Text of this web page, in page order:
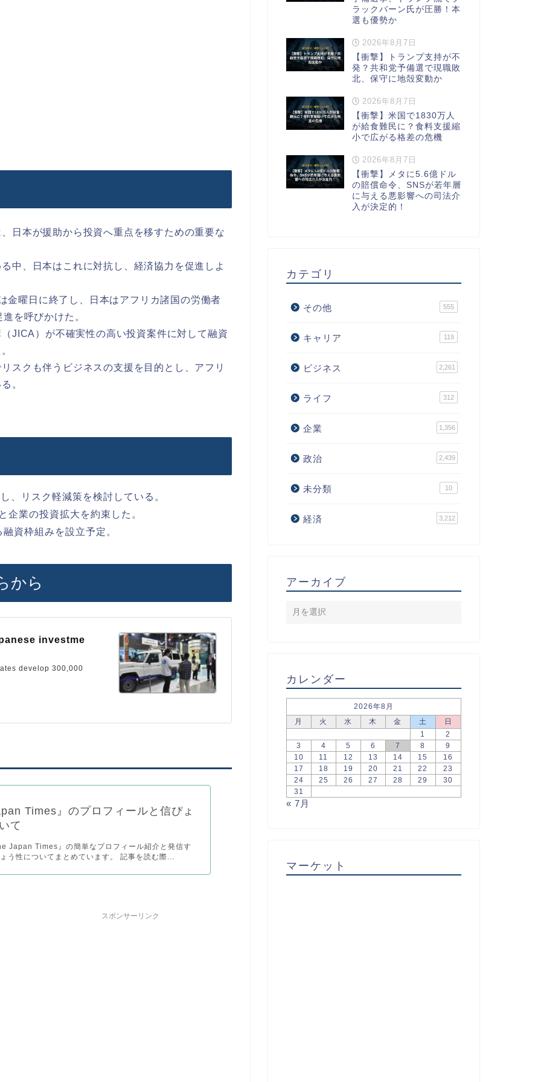
日本が援助から投資へ重点を移すための重要な
中、日本はこれに対抗し、経済協力を促進しよ
金曜日に終了し、日本はアフリカ諸国の労働者
を呼びかけた。
JICA）が不確実性の高い投資案件に対して融資
スクも伴うビジネスの支援を目的とし、アフリ
。
、リスク軽減策を検討している。
業の投資拡大を約束した。
資枠組みを設立予定。
から
investme
develop 300,000
Times』のプロフィールと信ぴょ
て
Japan Times』の簡単なプロフィール紹介と発信す
う性についてまとめています。 記事を読む際...
スポンサーリンク
ラックバーン氏が圧勝！本
選も優勢か
2026年8月7日
【衝撃】トランプ支持が不
発？共和党予備選で現職敗
北、保守に地殻変動か
2026年8月7日
【衝撃】米国で1830万人
が給食難民に？食料支援縮
小で広がる格差の危機
2026年8月7日
【衝撃】メタに5.6億ドル
の賠償命令、SNSが若年層
に与える悪影響への司法介
入が決定的！
カテゴリ
その他 555
キャリア 119
ビジネス 2,261
ライフ 312
企業 1,356
政治 2,439
未分類 10
経済 3,212
アーカイブ
カレンダー
2026年8月
月
火 水 木 金 土
日
1
2
3
4 5 6 7 8
9
10
11 12 13 14 15
16
17
18 19 20 21 22
23
24
25 26 27 28 29
30
31
« 7月
マーケット